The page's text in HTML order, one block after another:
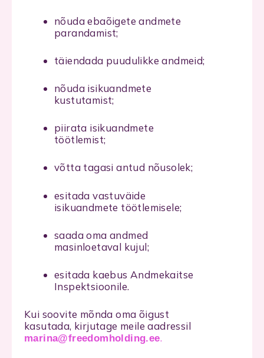
nõuda ebaõigete andmete
parandamist;
täiendada puudulikke andmeid;
nõuda isikuandmete
kustutamist;
piirata isikuandmete
töötlemist;
võtta tagasi antud nõusolek;
esitada vastuväide
isikuandmete töötlemisele;
saada oma andmed
masinloetaval kujul;
esitada kaebus Andmekaitse
Inspektsioonile.
Kui soovite mõnda oma õigust
kasutada, kirjutage meile aadressil
marina@freedomholding.ee.